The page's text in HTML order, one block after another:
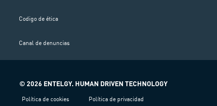
Codigo de ética
Canal de denuncias
© 2026 ENTELGY. HUMAN DRIVEN TECHNOLOGY
Política de cookies Política de privacidad